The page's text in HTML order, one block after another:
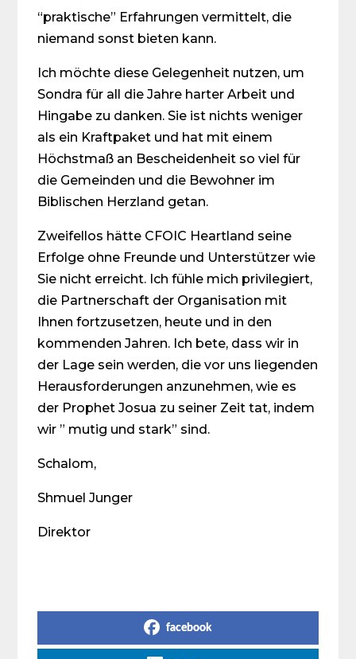
“praktische” Erfahrungen vermittelt, die
niemand sonst bieten kann.
Ich möchte diese Gelegenheit nutzen, um
Sondra für all die Jahre harter Arbeit und
Hingabe zu danken. Sie ist nichts weniger
als ein Kraftpaket und hat mit einem
Höchstmaß an Bescheidenheit so viel für
die Gemeinden und die Bewohner im
Biblischen Herzland getan.
Zweifellos hätte CFOIC Heartland seine
Erfolge ohne Freunde und Unterstützer wie
Sie nicht erreicht. Ich fühle mich privilegiert,
die Partnerschaft der Organisation mit
Ihnen fortzusetzen, heute und in den
kommenden Jahren. Ich bete, dass wir in
der Lage sein werden, die vor uns liegenden
Herausforderungen anzunehmen, wie es
der Prophet Josua zu seiner Zeit tat, indem
wir ” mutig und stark” sind.
Schalom,
Shmuel Junger
Direktor
facebook